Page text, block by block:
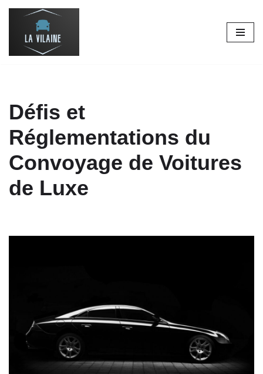
Défis et
Réglementations du
Convoyage de Voitures
de Luxe